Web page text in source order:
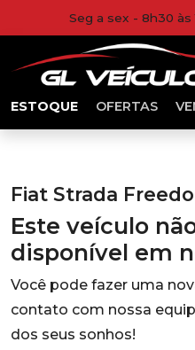
Seg a sex - 8h30 às
ESTOQUE OFERTAS
Fiat Strada
Este veículo
disponível em
Você pode fazer uma
contato com nossa
dos seus sonhos!